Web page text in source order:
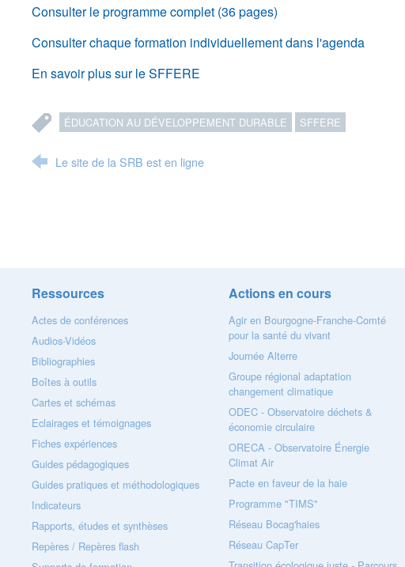
Consulter le programme complet (36 pages)
Consulter chaque formation individuellement dans l'agenda
En savoir plus sur le SFFERE
ÉDUCATION AU DÉVELOPPEMENT DURABLE SFFERE
Le site de la SRB est en ligne
Ressources
Actes de conférences
Audios-Vidéos
Bibliographies
Boîtes à outils
Cartes et schémas
Eclairages et témoignages
Fiches expériences
Guides pédagogiques
Guides pratiques et méthodologiques
Indicateurs
Rapports, études et synthèses
Repères / Repères flash
Actions en cours
Agir en Bourgogne-Franche-Comté
pour la santé du vivant
Journée Alterre
Groupe régional adaptation
changement climatique
ODEC - Observatoire déchets &
économie circulaire
ORECA - Observatoire Énergie
Climat Air
Pacte en faveur de la haie
Programme "TIMS"
Réseau Bocag'haies
Réseau CapTer